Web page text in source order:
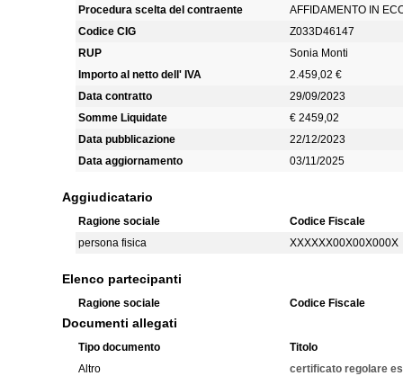
Procedura scelta del contraente
AFFIDAMENTO IN
Codice CIG
Z033D46147
RUP
Sonia Monti
Importo al netto dell' IVA
2.459,02 €
Data contratto
29/09/2023
Somme Liquidate
€ 2459,02
Data pubblicazione
22/12/2023
Data aggiornamento
03/11/2025
Aggiudicatario
Ragione sociale
Codice Fiscale
persona fisica
XXXXXX00X00X000X
Elenco partecipanti
Ragione sociale Codice Fiscale
Documenti allegati
Tipo documento
Titolo
Altro
certificato regolare